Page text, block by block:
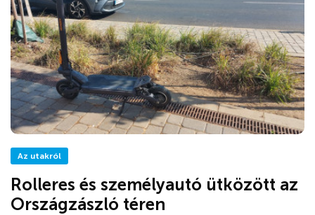
Az utakról
Rolleres és személyautó ütközött az
Országzászló téren